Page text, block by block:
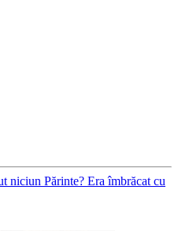
niciun Părinte? Era îmbrăcat cu